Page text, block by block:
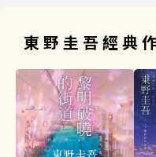
東野圭吾經典